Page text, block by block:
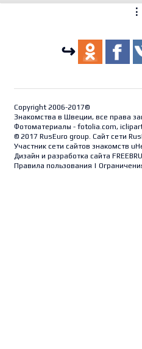
⋮
↪
Copyright 2006-2017©
Знакомства в Швеции, все права
Фотоматериалы - fotolia.com,
© 2017 RusEuro group. Сайт сети
Участник сети сайтов знакомств
Дизайн и разработка сайта
Правила пользования |